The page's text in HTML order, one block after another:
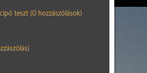
teszt (0 hozzászólások)